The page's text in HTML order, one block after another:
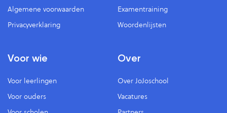
Algemene voorwaarden
Privacyverklaring
Examentraining
Woordenlijsten
Voor wie
Voor leerlingen
Voor ouders
Over
Over JoJoschool
Vacatures